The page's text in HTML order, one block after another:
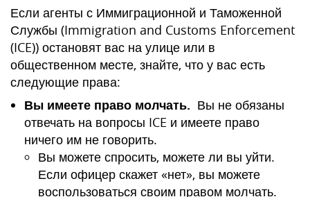
Если агенты с Иммиграционной и Таможенной
Службы (Immigration and Customs Enforcement
(ICE)) остановят вас на улице или в
общественном месте, знайте, что у вас есть
следующие права:
Вы имеете право молчать. Вы не обязаны
отвечать на вопросы ICE и имеете право
ничего им не говорить.
Вы можете спросить, можете ли вы уйти.
Если офицер скажет «нет», вы можете
воспользоваться своим правом молчать.